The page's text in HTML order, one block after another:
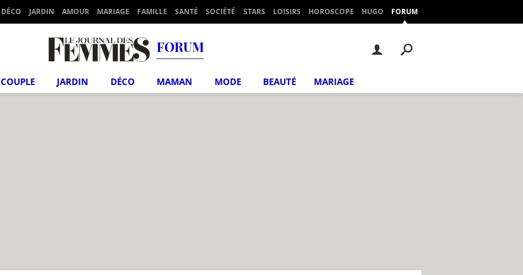
DÉCO JARDIN AMOUR MARIAGE FAMILLE SANTÉ SOCIÉTÉ STARS LOISIRS HOROSCOPE HUGO FORUM
FORUM
COUPLE JARDIN DÉCO MAMAN MODE BEAUTÉ MARIAGE